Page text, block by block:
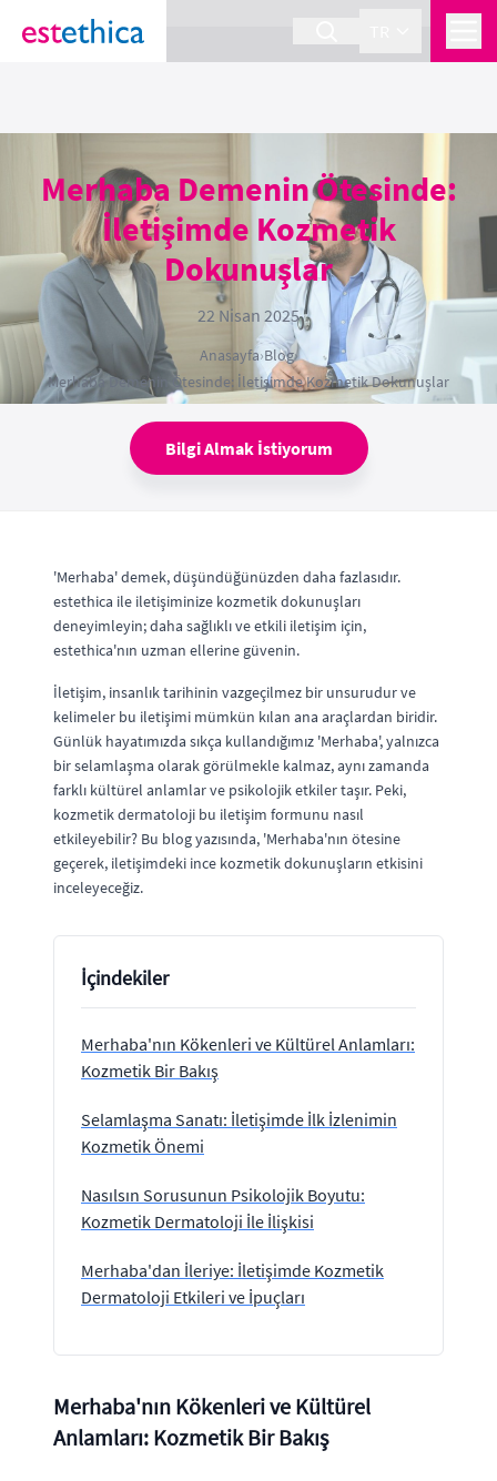
section Service {
Merhaba Demenin Ötesinde:
İletişimde Kozmetik
Dokunuşlar
22 Nisan 2025
Anasayfa›Blog›
Merhaba Demenin Ötesinde: İletişimde Kozmetik Dokunuşlar
Bilgi Almak İstiyorum
'Merhaba' demek, düşündüğünüzden daha fazlasıdır.
estethica ile iletişiminize kozmetik dokunuşları
deneyimleyin; daha sağlıklı ve etkili iletişim için,
estethica'nın uzman ellerine güvenin.
İletişim, insanlık tarihinin vazgeçilmez bir unsurudur ve
kelimeler bu iletişimi mümkün kılan ana araçlardan biridir.
Günlük hayatımızda sıkça kullandığımız 'Merhaba', yalnızca
bir selamlaşma olarak görülmekle kalmaz, aynı zamanda
farklı kültürel anlamlar ve psikolojik etkiler taşır. Peki,
kozmetik dermatoloji bu iletişim formunu nasıl
etkileyebilir? Bu blog yazısında, 'Merhaba'nın ötesine
geçerek, iletişimdeki ince kozmetik dokunuşların etkisini
inceleyeceğiz.
İçindekiler
Merhaba'nın Kökenleri ve Kültürel Anlamları:
Kozmetik Bir Bakış
Selamlaşma Sanatı: İletişimde İlk İzlenimin
Kozmetik Önemi
Nasılsın Sorusunun Psikolojik Boyutu:
Kozmetik Dermatoloji İle İlişkisi
Merhaba'dan İleriye: İletişimde Kozmetik
Dermatoloji Etkileri ve İpuçları
Merhaba'nın Kökenleri ve Kültürel
Anlamları: Kozmetik Bir Bakış